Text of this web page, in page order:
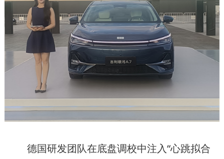
德国研发团队在底盘调校中注入“心跳拟合